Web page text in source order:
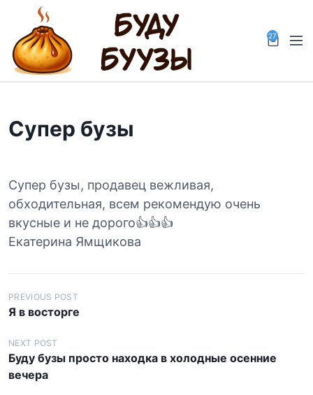
27I
t
s
M
Супер бузы
Супер бузы, продавец вежливая,
обходительная, всем рекомендую очень
вкусные и не дорого👍👍👍
Екатерина Ямщикова
Н
а
в
и
г
PREVIOUS POST
Я в восторге
NEXT POST
Буду бузы просто находка в холодные осенние
вечера